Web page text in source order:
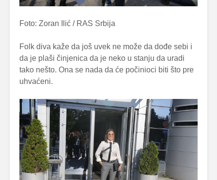
Foto: Zoran Ilić / RAS Srbija
Folk diva kaže da još uvek ne može da dođe sebi i
da je plaši činjenica da je neko u stanju da uradi
tako nešto. Ona se nada da će počinioci biti što pre
uhvaćeni.